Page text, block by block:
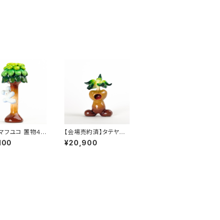
フユコ 置物４
さん」
【会場売約済】タテヤマ
フユコ 置物５ 「マンドラ
ゴラ」
¥20,900